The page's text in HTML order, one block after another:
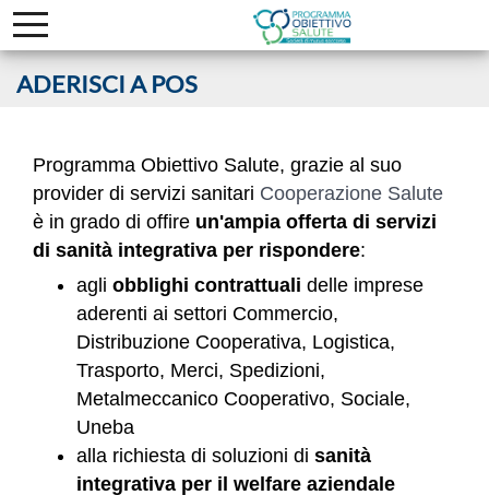
ADERISCI A POS
Programma Obiettivo Salute, grazie al suo
provider di servizi sanitari Cooperazione Salute
è in grado di offire un'ampia offerta di servizi
di sanità integrativa per rispondere:
agli obblighi contrattuali delle imprese
aderenti ai settori Commercio,
Distribuzione Cooperativa, Logistica,
Trasporto, Merci, Spedizioni,
Metalmeccanico Cooperativo, Sociale,
Uneba
alla richiesta di soluzioni di sanità
integrativa per il welfare aziendale